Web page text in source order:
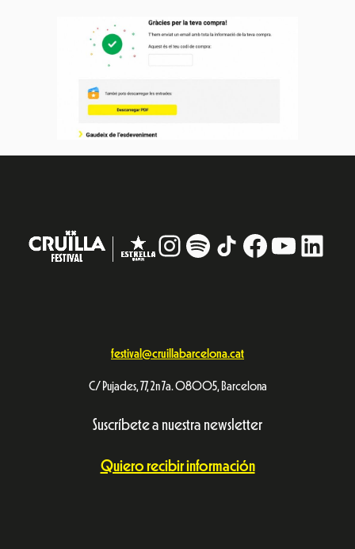
Instagram
# TikTokFacebook
festival@cruillabarcelona.cat
C/ Pujades, 77, 2n 7a. 08005, Barcelona
Suscríbete a nuestra newsletter
Quiero recibir información